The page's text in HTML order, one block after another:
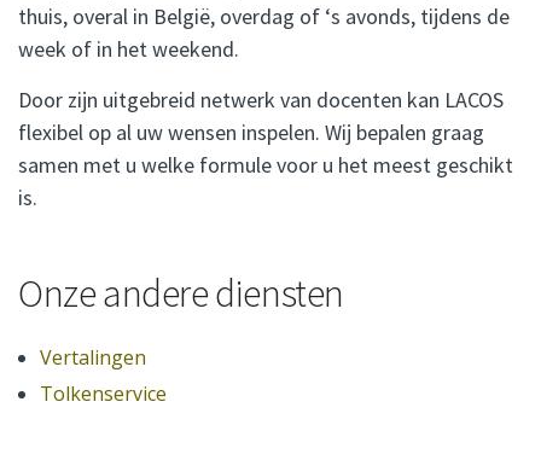
thuis, overal in België, overdag of ‘s avonds, tijdens de
week of in het weekend.
Door zijn uitgebreid netwerk van docenten kan LACOS
flexibel op al uw wensen inspelen. Wij bepalen graag
samen met u welke formule voor u het meest geschikt
is.
Onze andere diensten
Vertalingen
Tolkenservice